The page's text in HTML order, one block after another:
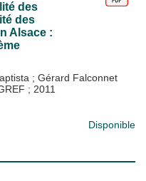
des
des
Alsace :
; Gérard Falconnet
; 2011
Disponible